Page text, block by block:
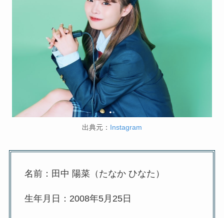
出典元： Instagram
名前：田中 陽菜（たなか ひなた）
生年月日：2008年5月25日